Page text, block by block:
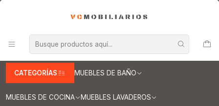
CATEGORÍAS MUEBLES DE BAÑO
MUEBLES DE COCINA MUEBLES LAVADEROS
Muebles para lavamanos sobreponer al piso
Muebles para lavamanos sobreponer al piso simple
Muebles / sobreponer al piso de 90 cm
Muebles / sobreponer al piso de 90 cm